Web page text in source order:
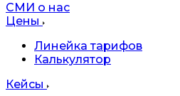
СМИ о нас
Цены
Линейка тарифов
Калькулятор
Кейсы